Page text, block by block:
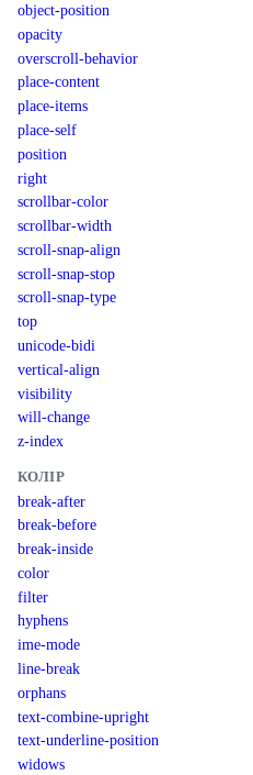
object-position
opacity
overscroll-behavior
place-content
place-items
place-self
position
right
scrollbar-color
scrollbar-width
scroll-snap-align
scroll-snap-stop
scroll-snap-type
top
unicode-bidi
vertical-align
visibility
will-change
z-index
КОЛІР
break-after
break-before
break-inside
color
filter
hyphens
ime-mode
line-break
orphans
text-combine-upright
text-underline-position
widows